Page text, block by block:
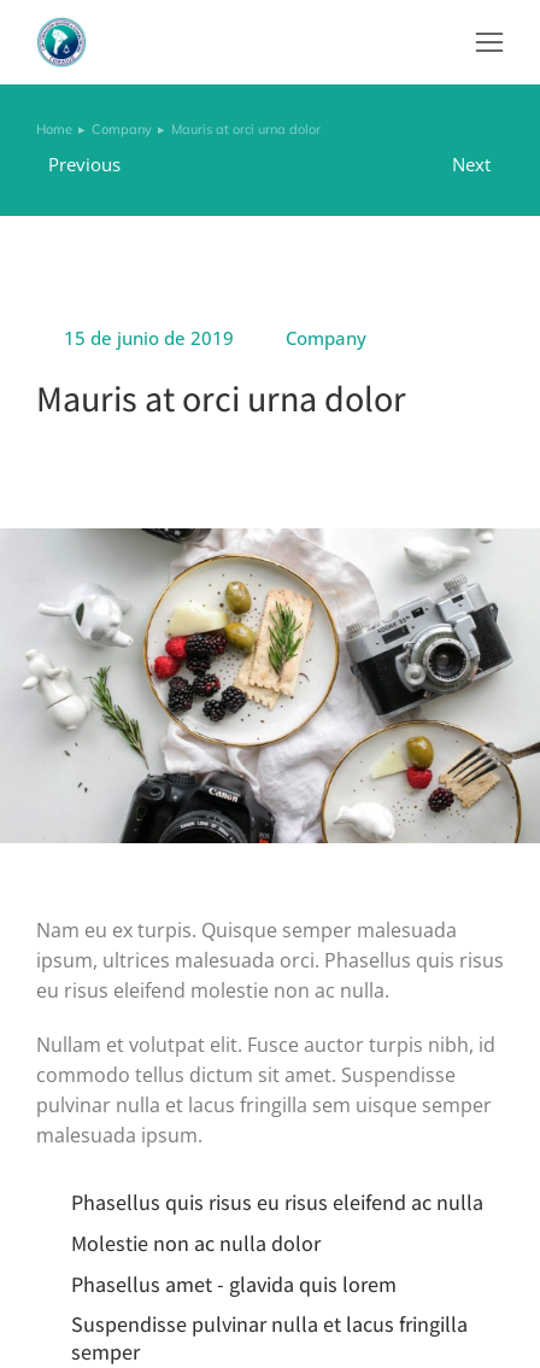
You are here:
Home Company Mauris at orci urna dolor
Previous Next
15 de junio de 2019 Company
Mauris at orci urna dolor
Nam eu ex turpis. Quisque semper malesuada
ipsum, ultrices malesuada orci. Phasellus quis risus
eu risus eleifend molestie non ac nulla.
Nullam et volutpat elit. Fusce auctor turpis nibh, id
commodo tellus dictum sit amet. Suspendisse
pulvinar nulla et lacus fringilla sem uisque semper
malesuada ipsum.
Phasellus quis risus eu risus eleifend ac nulla
Molestie non ac nulla dolor
Phasellus amet - glavida quis lorem
Suspendisse pulvinar nulla et lacus fringilla
semper